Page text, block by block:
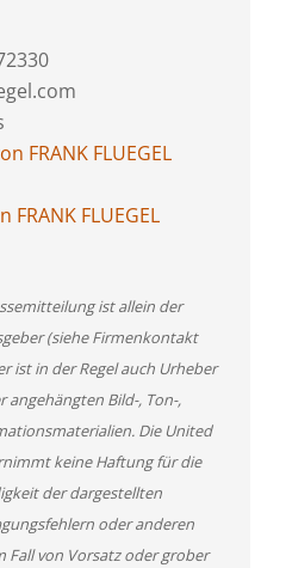
FRANK FLUEGEL
FLUEGEL
ist allein der
(siehe Firmenkontakt
ist in der Regel auch Urheber
angehängten Bild-, Ton-,
Die United
keine Haftung für die
der dargestellten
oder anderen
Fall von Vorsatz oder grober